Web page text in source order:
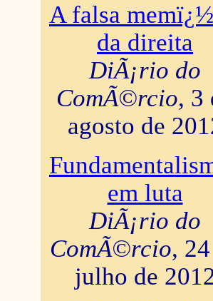
A falsa
da direita
DiÃ¡rio do
ComÃ©rcio, 3
agosto de
em luta
DiÃ¡rio do
ComÃ©rcio,
julho de